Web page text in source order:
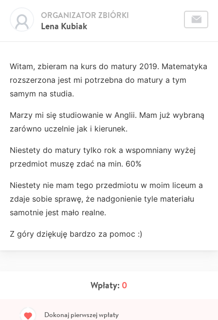
Lena Kubiak
ORGANIZATOR ZBIÓRKI
Witam, zbieram na kurs do matury 2019. Matematyka
rozszerzona jest mi potrzebna do matury a tym
samym na studia.
Marzy mi się studiowanie w Anglii. Mam już wybraną
zarówno uczelnie jak i kierunek.
Niestety do matury tylko rok a wspomniany wyżej
przedmiot muszę zdać na min. 60%
Niestety nie mam tego przedmiotu w moim liceum a
zdaje sobie sprawę, że nadgonienie tyle materiału
samotnie jest mało realne.
Z góry dziękuję bardzo za pomoc :)
Wpłaty: 0
Dokonaj pierwszej wpłaty